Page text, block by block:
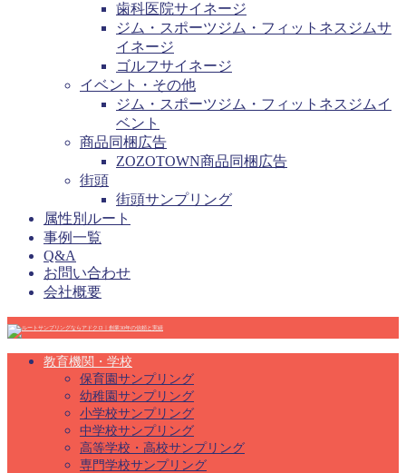
歯科医院サイネージ
ジム・スポーツジム・フィットネスジムサ
イネージ
ゴルフサイネージ
イベント・その他
ジム・スポーツジム・フィットネスジムイ
ベント
商品同梱広告
ZOZOTOWN商品同梱広告
街頭
街頭サンプリング
属性別ルート
事例一覧
Q&A
お問い合わせ
会社概要
教育機関・学校
保育園サンプリング
幼稚園サンプリング
小学校サンプリング
中学校サンプリング
高等学校・高校サンプリング
専門学校サンプリング